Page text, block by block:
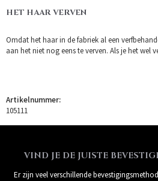
HET HAAR VERVEN
Omdat het haar in de fabriek al een
aan het niet nog eens te verven. Als je het wel
Artikelnummer:
105111
VIND JE DE JUISTE
Er zijn veel verschillende